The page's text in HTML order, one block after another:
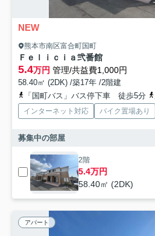
NEW
熊本市南区富合町国町
Ｆｅｌｉｃｉａ弐番館
5.4万円 管理/共益費1,000円
58.40㎡ (2DK) /築17年 /2階建
「国町バス」バス停下車 徒歩5分
インターネット対応 バイク置場あり
募集中の部屋
2階
5.4万円
58.40㎡ (2DK)
アパート